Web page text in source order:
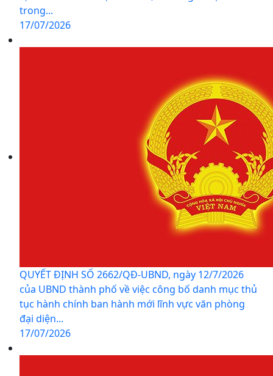
trong...
17/07/2026
QUYẾT ĐỊNH SỐ 2662/QĐ-UBND, ngày 12/7/2026
của UBND thành phố về việc công bố danh mục thủ
tục hành chính ban hành mới lĩnh vực văn phòng
đại diện...
17/07/2026